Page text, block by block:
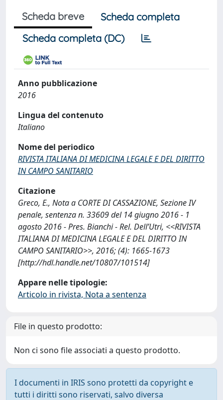
Scheda breve
Scheda completa
Scheda completa (DC)
Anno pubblicazione
2016
Lingua del contenuto
Italiano
Nome del periodico
RIVISTA ITALIANA DI MEDICINA LEGALE E DEL DIRITTO
IN CAMPO SANITARIO
Citazione
Greco, E., Nota a CORTE DI CASSAZIONE, Sezione IV
penale, sentenza n. 33609 del 14 giugno 2016 - 1
agosto 2016 - Pres. Bianchi - Rel. Dell’Utri, <<RIVISTA
ITALIANA DI MEDICINA LEGALE E DEL DIRITTO IN
CAMPO SANITARIO>>, 2016; (4): 1665-1673
[http://hdl.handle.net/10807/101514]
Appare nelle tipologie:
Articolo in rivista, Nota a sentenza
File in questo prodotto:
Non ci sono file associati a questo prodotto.
I documenti in IRIS sono protetti da copyright e
tutti i diritti sono riservati, salvo diversa